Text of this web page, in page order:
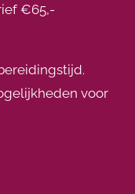
€65,-
voor